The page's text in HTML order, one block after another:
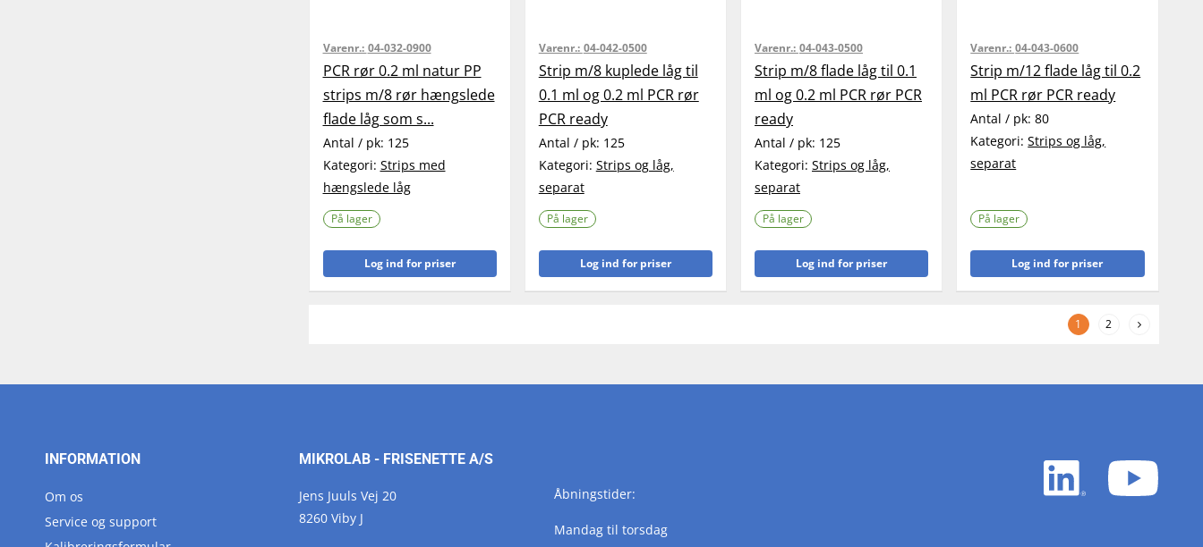
Varenr.: 04-032-0900
PCR rør 0.2 ml natur PP
strips m/8 rør hængslede
flade låg som s...
Antal / pk: 125
Kategori: Strips med
hængslede låg
På lager
Log ind for priser
Varenr.: 04-042-0500
Strip m/8 kuplede låg til
0.1 ml og 0.2 ml PCR rør
PCR ready
Antal / pk: 125
Kategori: Strips og låg,
separat
På lager
Log ind for priser
Varenr.: 04-043-0500
Strip m/8 flade låg til 0.1
ml og 0.2 ml PCR rør PCR
ready
Antal / pk: 125
Kategori: Strips og låg,
separat
På lager
Log ind for priser
Varenr.: 04-043-0600
Strip m/12 flade låg til 0.2
ml PCR rør PCR ready
Antal / pk:80
Kategori:Strips og låg,
separat
På lager
Log ind for priser
1 2
INFORMATION
Om os
Service og support
MIKROLAB - FRISENETTE A/S
Jens Juuls Vej 20
8260 Viby J
Åbningstider:
Mandag til torsdag
LinkedIn
white
white